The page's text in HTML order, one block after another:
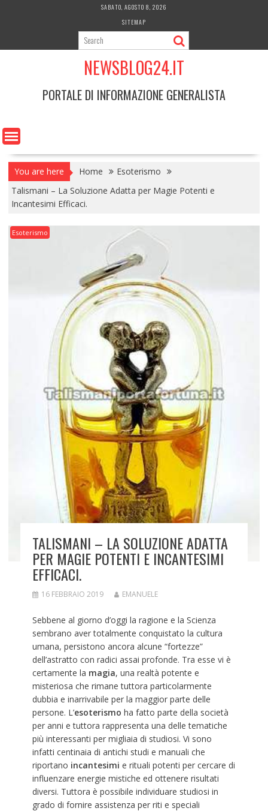
SABATO, AGOSTO 8, 2026
SITEMAP
NEWSBLOG24.IT
PORTALE DI INFORMAZIONE GENERALISTA
You are here Home
Esoterismo
Talismani – La Soluzione Adatta per Magie Potenti e
Incantesimi Efficaci.
Esoterismo
TALISMANI – LA SOLUZIONE ADATTA
PER MAGIE POTENTI E INCANTESIMI
EFFICACI.
16 FEBBRAIO 2019 EMANUELE
Sebbene al giorno d’oggi la ragione e la Scienza
sembrano aver totalmente conquistato la cultura
umana, persistono ancora alcune “fortezze”
dell’astratto con radici assai profonde. Tra esse vi è
certamente la magia, una realtà potente e
misteriosa che rimane tuttora particolarmente
dubbia e inarrivabile per la maggior parte delle
persone. L’esoterismo ha fatto parte della società
per anni e tuttora rappresenta una delle tematiche
più interessanti per migliaia di studiosi. Vi sono
infatti centinaia di antichi studi e manuali che
riportano incantesimi e rituali potenti per cercare di
influenzare energie mistiche ed ottenere risultati
diversi. Tuttora è possibile individuare studiosi in
grado di fornire assistenza per riti e speciali